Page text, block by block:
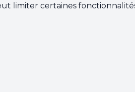
limiter certaines